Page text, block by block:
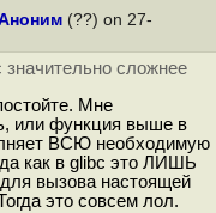
(??) on 27-
сложнее
Мне
или функция выше в
ВСЮ необходимую
как в glibc это ЛИШЬ
вызова настоящей
это совсем лол.